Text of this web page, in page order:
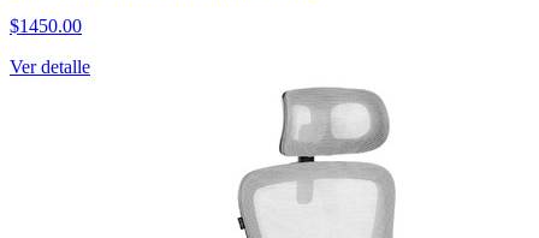
$250.00
Ver detalle